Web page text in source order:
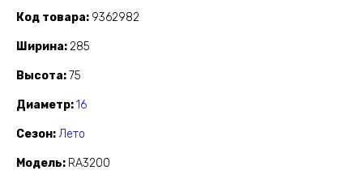
Код товара 9362982
Ширина 285
Высота 75
Диаметр 16
Сезон Лето
Модель RA3200